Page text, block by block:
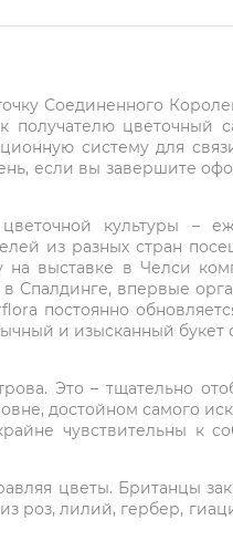
Соединенного
цветочный
систему для
если вы завершите
культуры –
из разных стран
выставке в Челси
Спалдинге, впервые
постоянно
и изысканный букет
Это – тщательно
достойном самого
чувствительны к
цветы. Британцы
роз, лилий, гербер,